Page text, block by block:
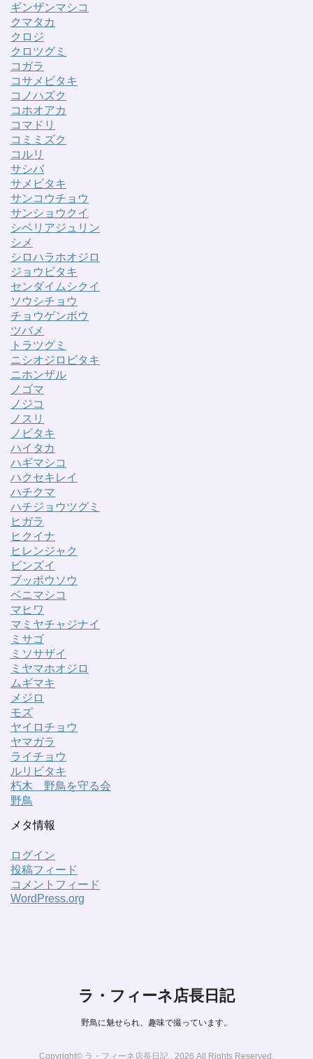
ギンザンマシコ
クマタカ
クロジ
クロツグミ
コガラ
コサメビタキ
コノハズク
コホオアカ
コマドリ
コミミズク
コルリ
サシバ
サメビタキ
サンコウチョウ
サンショウクイ
シベリアジュリン
シメ
シロハラホオジロ
ジョウビタキ
センダイムシクイ
ソウシチョウ
チョウゲンボウ
ツバメ
トラツグミ
ニシオジロビタキ
ニホンザル
ノゴマ
ノジコ
ノスリ
ノビタキ
ハイタカ
ハギマシコ
ハクセキレイ
ハチクマ
ハチジョウツグミ
ヒガラ
ヒクイナ
ヒレンジャク
ビンズイ
ブッポウソウ
ベニマシコ
マヒワ
マミヤチャジナイ
ミサゴ
ミソサザイ
ミヤマホオジロ
ムギマキ
メジロ
モズ
ヤイロチョウ
ヤマガラ
ライチョウ
ルリビタキ
朽木 野鳥を守る会
野鳥
メタ情報
ログイン
投稿フィード
コメントフィード
WordPress.org
ラ・フィーネ店長日記
野鳥に魅せられ、趣味で撮っています。
Copyright© ラ・フィーネ店長日記 , 2026 All Rights Reserved.